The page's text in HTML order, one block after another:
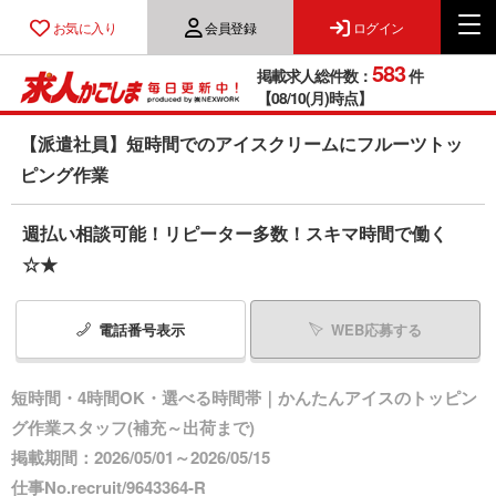
お気に入り 会員登録 ログイン
掲載求人総件数： 583件
【08/10(月)時点】
【派遣社員】短時間でのアイスクリームにフルーツトッ
ピング作業
週払い相談可能！リピーター多数！スキマ時間で働く
☆★
電話番号表示 WEB応募する
短時間・4時間OK・選べる時間帯｜かんたんアイスのトッピン
グ作業スタッフ(補充～出荷まで)
掲載期間：2026/05/01～2026/05/15
仕事No.recruit/9643364-R